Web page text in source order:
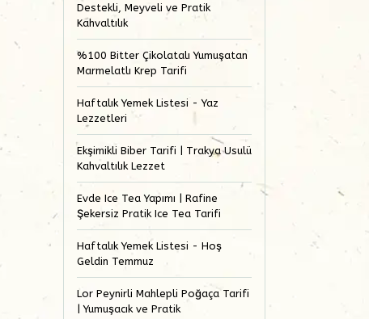
Destekli, Meyveli ve Pratik
Kahvaltılık
%100 Bitter Çikolatalı Yumuşatan
Marmelatlı Krep Tarifi
Haftalık Yemek Listesi - Yaz
Lezzetleri
Ekşimikli Biber Tarifi | Trakya Usulü
Kahvaltılık Lezzet
Evde Ice Tea Yapımı | Rafine
Şekersiz Pratik Ice Tea Tarifi
Haftalık Yemek Listesi - Hoş
Geldin Temmuz
Lor Peynirli Mahlepli Poğaça Tarifi
| Yumuşacık ve Pratik